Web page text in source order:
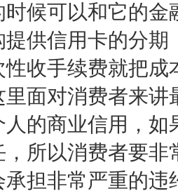
候可以和它的
供信用卡的分
收手续费就把
面对消费者来
的商业信用，
所以消费者要
担非常严重的违